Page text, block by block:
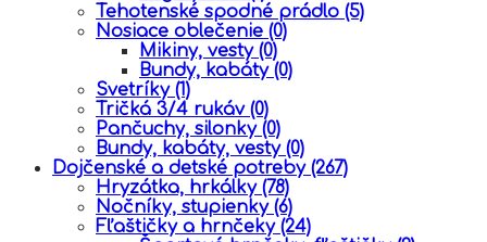
Tehotenské spodné prádlo (5)
Nosiace oblečenie (0)
Mikiny, vesty (0)
Bundy, kabáty (0)
Svetríky (1)
Tričká 3/4 rukáv (0)
Pančuchy, silonky (0)
Bundy, kabáty, vesty (0)
Dojčenské a detské potreby (267)
Hryzátka, hrkálky (78)
Nočníky, stupienky (6)
Fľaštičky a hrnčeky (24)